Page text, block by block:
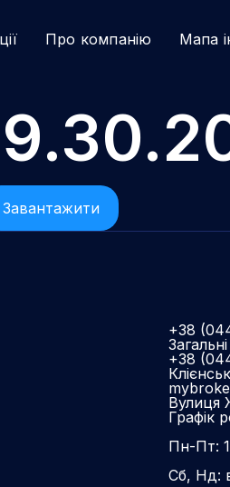
Про компанію Мапа
Завантажити
+38
+38
Вулиця
Графік
Пн-Пт:
Сб, Нд: